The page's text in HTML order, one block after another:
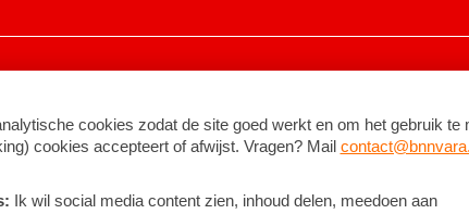
©2026BNNVARA